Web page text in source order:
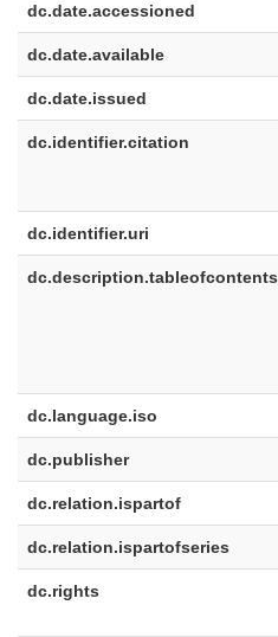
dc.date.accessioned
dc.date.available
dc.date.issued
dc.identifier.citation
dc.identifier.uri
dc.description.tableofcontents
dc.language.iso
dc.publisher
dc.relation.ispartof
dc.relation.ispartofseries
dc.rights